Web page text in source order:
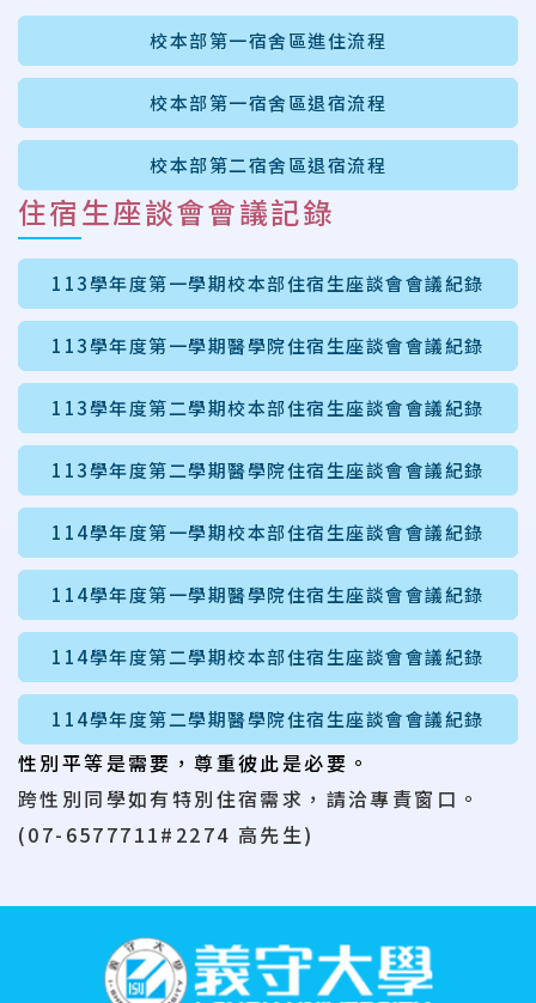
校本部第一宿舍區進住流程
校本部第一宿舍區退宿流程
校本部第二宿舍區退宿流程
住宿生座談會會議記錄
113學年度第一學期校本部住宿生座談會會議紀錄
113學年度第一學期醫學院住宿生座談會會議紀錄
113學年度第二學期校本部住宿生座談會會議紀錄
113學年度第二學期醫學院住宿生座談會會議紀錄
114學年度第一學期校本部住宿生座談會會議紀錄
114學年度第一學期醫學院住宿生座談會會議紀錄
114學年度第二學期校本部住宿生座談會會議紀錄
114學年度第二學期醫學院住宿生座談會會議紀錄
性別平等是需要 ，尊重彼此是必要。
跨性別同學如有特別住宿需求，請洽專責窗口。
(07-6577711#2274 高先生)